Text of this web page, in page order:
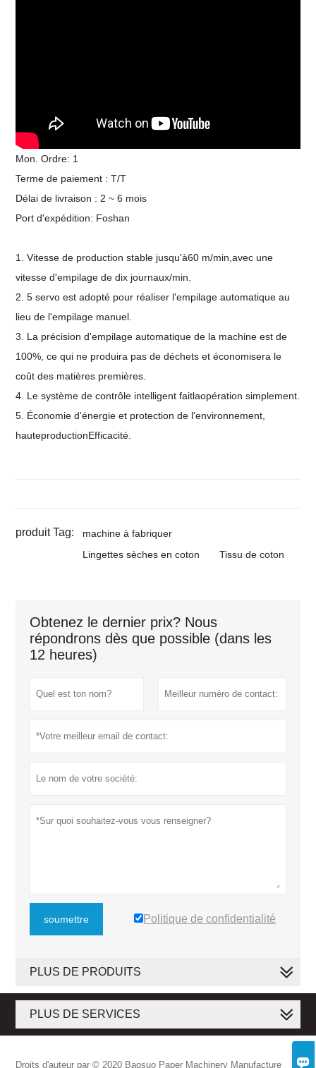

Mon. Ordre: 1
Terme de paiement : T/T
Délai de livraison : 2 ~ 6 mois
Port d'expédition: Foshan
1.Vitesse de production stable jusqu'à60 m/min ,avec une
vitesse d'empilage de dix journaux/min
2.5 servo est adopté pour réaliser l'empilage automatique au
lieu de l'empilage manuel.
3. La précision d'empilage automatique de la machine est de
100%, ce qui ne produira pas de déchets et économisera le
coût des matières premières
4. Le système de contrôle intelligent faitlaopération simplement
5. Économie d'énergie et protection de l'environnement,
hauteproductionEfficacité
produit Tag:
machine à fabriquer
Lingettes sèches en coton
Tissu de coton
Obtenez le dernier prix? Nous
répondrons dès que possible (dans les
12 heures)
soumettre Politique de confidentialité
PLUS DE PRODUITS
PLUS DE SERVICES
Droits d'auteur par © 2020 Baosuo Paper Machinery Manufacture